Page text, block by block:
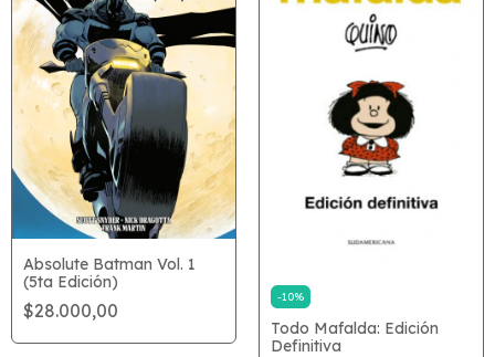
Absolute Batman Vol. 1
(5ta Edición)
$28.000,00
-10%
Todo Mafalda: Edición
Definitiva